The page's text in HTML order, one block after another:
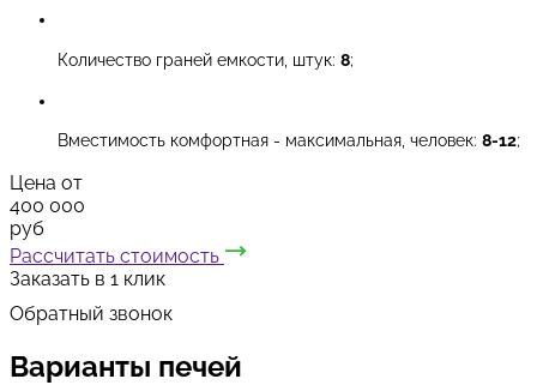
Количество граней емкости, штук: 8;
Вместимость комфортная - максимальная, человек: 8-12;
Цена от
400 000
руб
Рассчитать стоимость
Заказать в 1 клик
Обратный звонок
Варианты печей